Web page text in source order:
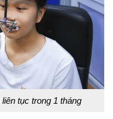
tục trong 1 tháng